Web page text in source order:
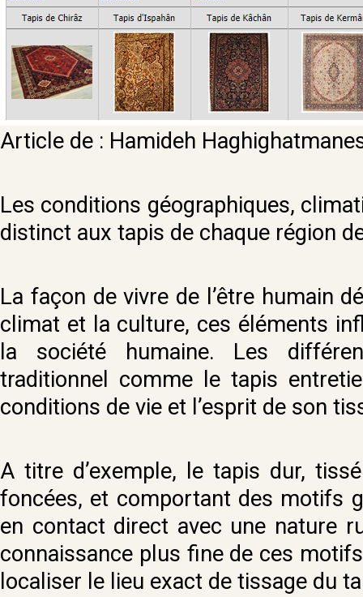
Article de : Hamideh
Les conditions géographiques,
distinct aux tapis de chaque région
La façon de vivre de l’être humain
climat et la culture, ces éléments
la société humaine. Les
traditionnel comme le tapis
conditions de vie et l’esprit de son
A titre d’exemple, le tapis dur,
foncées, et comportant des motifs
en contact direct avec une nature
connaissance plus fine de ces
localiser le lieu exact de tissage du